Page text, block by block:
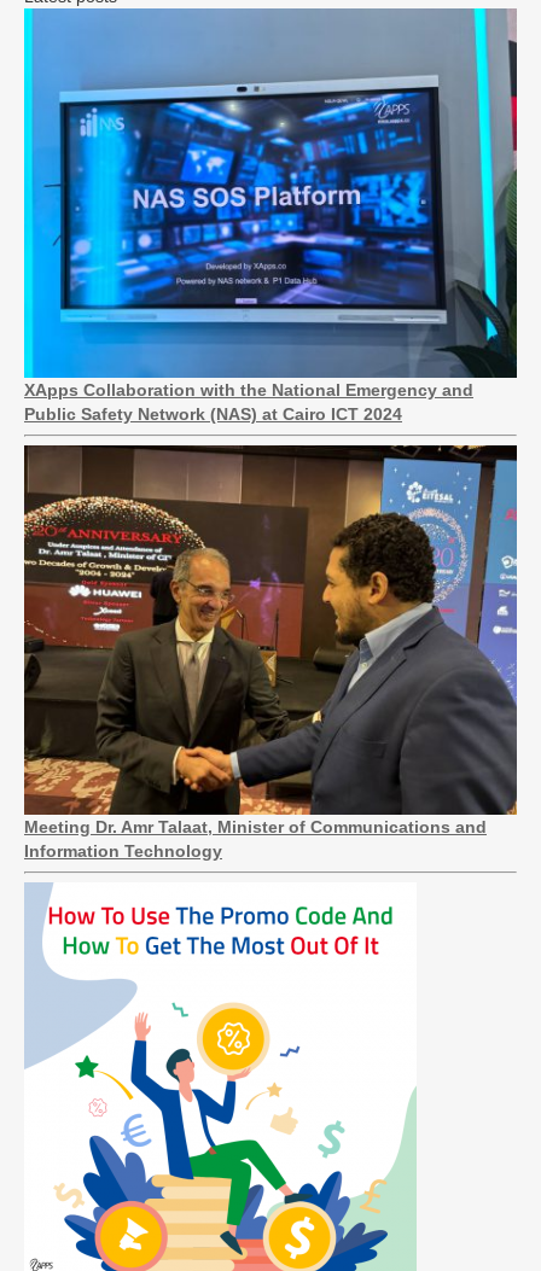
XApps Collaboration with the National Emergency and
Public Safety Network (NAS) at Cairo ICT 2024
Meeting Dr. Amr Talaat, Minister of Communications and
Information Technology